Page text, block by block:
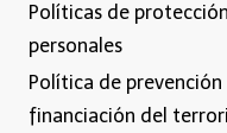
Políticas de
personales
Política de
financiación del